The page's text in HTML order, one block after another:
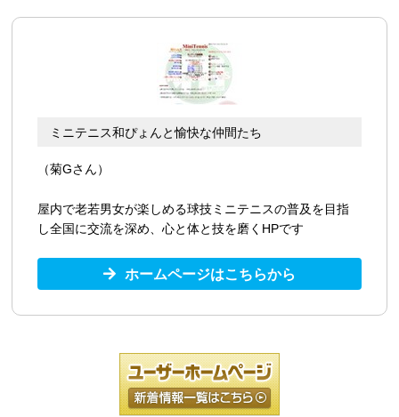
ミニテニス和ぴょんと愉快な仲間たち
（菊Gさん）
屋内で老若男女が楽しめる球技ミニテニスの普及を目指
し全国に交流を深め、心と体と技を磨くHPです
ホームページはこちらから